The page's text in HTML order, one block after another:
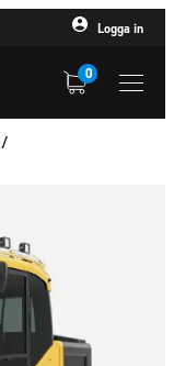
Logga in
0
/